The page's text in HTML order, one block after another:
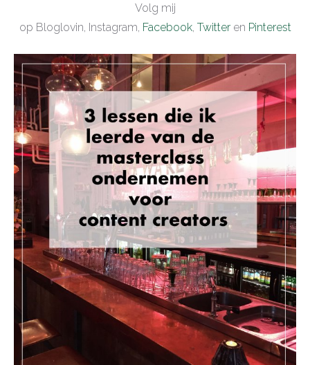
Volg mij
op Bloglovin, Instagram, Facebook, Twitteren Pinterest